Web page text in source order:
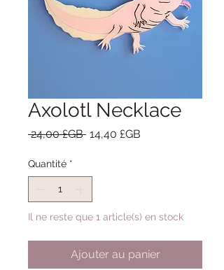
Axolotl Necklace
24,00 £GB Prix
14,40 £GB
Quantité *
Il ne reste que 1 article(s) en stock
Ajouter au panier